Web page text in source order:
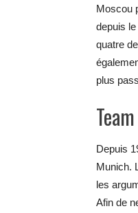
Moscou
depuis
quatre
plus
Depuis
Munich.
les
Afin de